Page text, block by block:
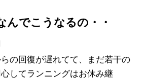
んでこうなるの・・
の回復が遅れてて、まだ若干の
してランニングはお休み継